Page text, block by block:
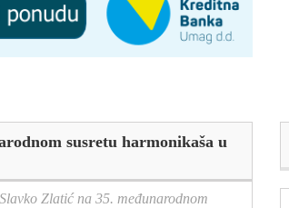
susretu harmonikaša u
Zlatić na 35. međunarodnom